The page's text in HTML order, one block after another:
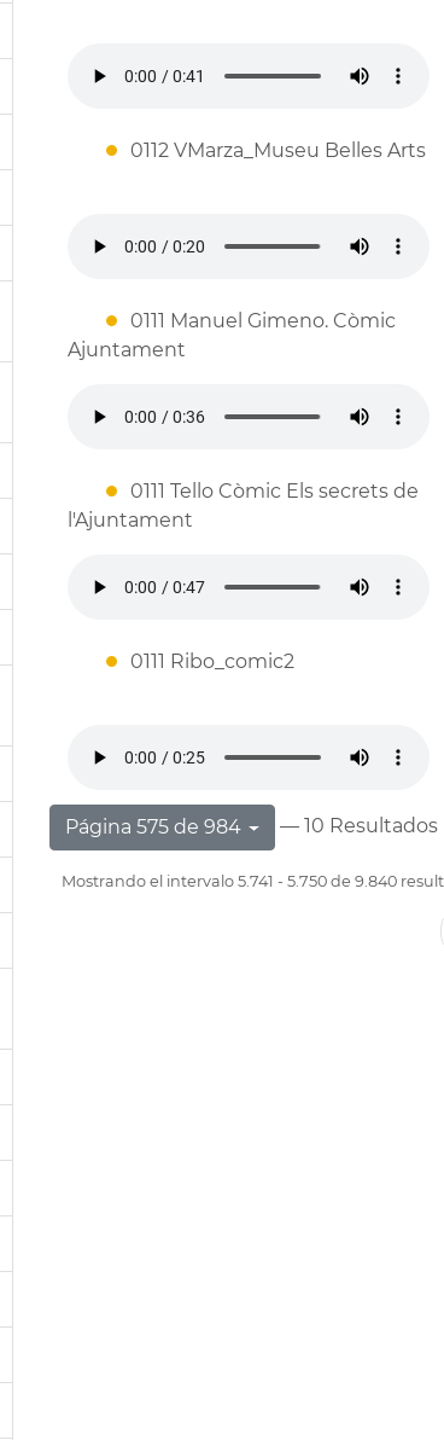
0112 VMarza_Museu Belles Arts
0111 Manuel Gimeno. Còmic
Ajuntament
0111 Tello Còmic Els secrets de
l'Ajuntament
0111 Ribo_comic2
Página 575 de 984 — 10 Resultados
Mostrando el intervalo 5.741 - 5.750 de 9.840